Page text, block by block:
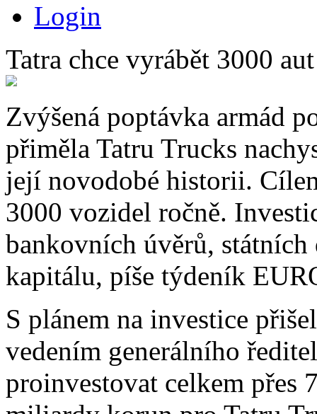
Login
Tatra chce vyrábět 3000
Zvýšená poptávka armád
přiměla Tatru Trucks
její novodobé historii.
3000 vozidel ročně.
bankovních úvěrů,
kapitálu, píše týdeník
S plánem na investice
vedením generálního
proinvestovat celkem přes